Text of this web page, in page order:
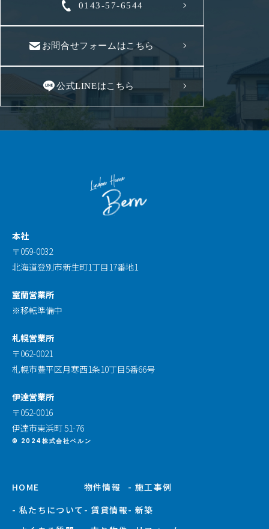
0143-57-6544
お問合せフォームはこちら
公式LINEはこちら
本社
〒059-0032
北海道登別市新生町1丁目17番地1
室蘭営業所
※移転準備中
札幌営業所
〒062-0021
札幌市豊平区月寒西1条10丁目5番66号
伊達営業所
〒052-0016
伊達市東浜町 51-76
© 2024株式会社ベルン
HOME
- 私たちについて
物件情報
- 賃貸情報
- 施工事例
- 新築